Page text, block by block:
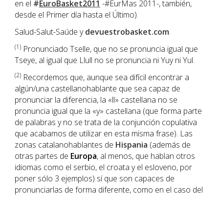
en el #EuroBasket2011 -#EurMas 2011-, también,
desde el Primer día hasta el Último).
Salud-Salut-Saúde ydevuestrobasket.com.
(1) Pronunciado Tselle, que no se pronuncia igual que
Tseye, al igual que Llull no se pronuncia ni Yuy ni Yul.
(2) Recordemos que, aunque sea difícil encontrar a
algún/una castellanohablante que sea capaz de
pronunciar la diferencia, la «ll» castellana no se
pronuncia igual que la «y» castellana (que forma parte
de palabras y no se trata de la conjunción copulativa
que acabamos de utilizar en esta misma frase). Las
zonas catalanohablantes de Hispania (además de
otras partes de Europa, al menos, que hablan otros
idiomas como el serbio, el croata y el esloveno, por
poner sólo 3 ejemplos) sí que son capaces de
pronunciarlas de forma diferente, como en el caso del